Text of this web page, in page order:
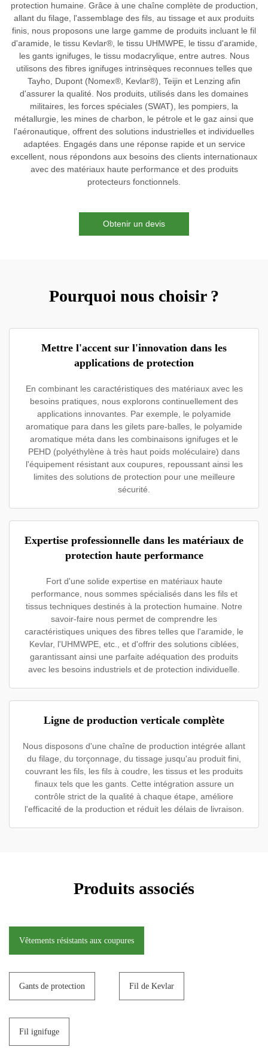
protection humaine. Grâce à une chaîne complète de production,
allant du filage, l'assemblage des fils, au tissage et aux produits
finis, nous proposons une large gamme de produits incluant le fil
d'aramide, le tissu Kevlar®, le tissu UHMWPE, le tissu d'aramide,
les gants ignifuges, le tissu modacrylique, entre autres. Nous
utilisons des fibres ignifuges intrinsèques reconnues telles que
Tayho, Dupont (Nomex®, Kevlar®), Teijin et Lenzing afin
d'assurer la qualité. Nos produits, utilisés dans les domaines
militaires, les forces spéciales (SWAT), les pompiers, la
métallurgie, les mines de charbon, le pétrole et le gaz ainsi que
l'aéronautique, offrent des solutions industrielles et individuelles
adaptées. Engagés dans une réponse rapide et un service
excellent, nous répondons aux besoins des clients internationaux
avec des matériaux haute performance et des produits
protecteurs fonctionnels.
Obtenir un devis
Pourquoi nous choisir ?
Mettre l'accent sur l'innovation dans les
applications de protection
En combinant les caractéristiques des matériaux avec les
besoins pratiques, nous explorons continuellement des
applications innovantes. Par exemple, le polyamide
aromatique para dans les gilets pare-balles, le polyamide
aromatique méta dans les combinaisons ignifuges et le
PEHD (polyéthylène à très haut poids moléculaire) dans
l'équipement résistant aux coupures, repoussant ainsi les
limites des solutions de protection pour une meilleure
sécurité.
Expertise professionnelle dans les matériaux de
protection haute performance
Fort d'une solide expertise en matériaux haute
performance, nous sommes spécialisés dans les fils et
tissus techniques destinés à la protection humaine. Notre
savoir-faire nous permet de comprendre les
caractéristiques uniques des fibres telles que l'aramide, le
Kevlar, l'UHMWPE, etc., et d'offrir des solutions ciblées,
garantissant ainsi une parfaite adéquation des produits
avec les besoins industriels et de protection individuelle.
Ligne de production verticale complète
Nous disposons d'une chaîne de production intégrée allant
du filage, du torçonnage, du tissage jusqu'au produit fini,
couvrant les fils, les fils à coudre, les tissus et les produits
finaux tels que les gants. Cette intégration assure un
contrôle strict de la qualité à chaque étape, améliore
l'efficacité de la production et réduit les délais de livraison.
Produits associés
Vêtements résistants aux coupures
Gants de protection Fil de Kevlar
Fil ignifuge